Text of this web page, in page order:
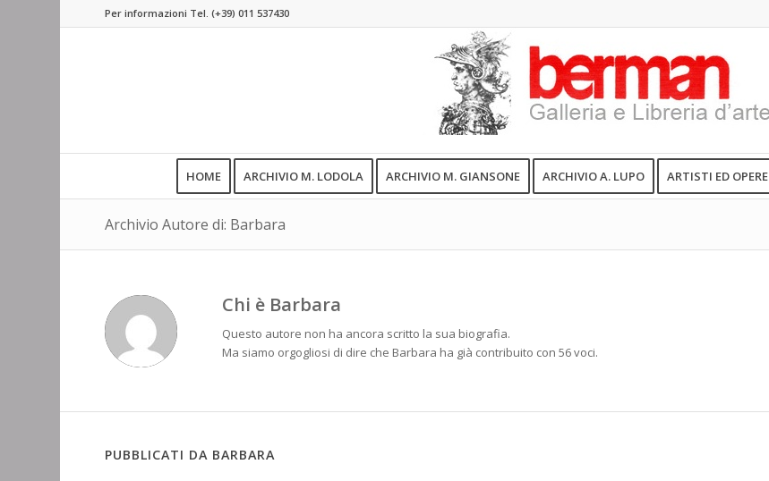
Per informazioni Tel.(+39) 011 537430
HOME ARCHIVIO M. LODOLA ARCHIVIO M. GIANSONE ARCHIVIO A. LUPO ARTISTI ED OPERE
Archivio Autore di: Barbara
Chi è Barbara
Questo autore non ha ancora scritto la sua biografia.
Ma siamo orgogliosi di dire che Barbara ha già contribuito con 56 voci.
PUBBLICATI DA BARBARA